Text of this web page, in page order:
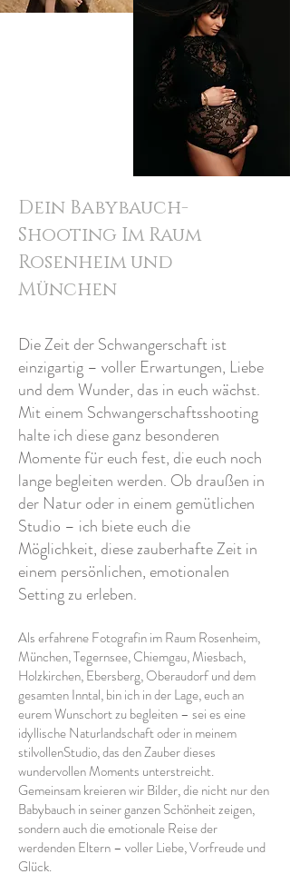
Dein Babybauch-
Shooting Im Raum
Rosenheim und
München
Die Zeit der Schwangerschaft ist
einzigartig – voller Erwartungen, Liebe
und dem Wunder, das in euch wächst.
Mit einem Schwangerschaftsshooting
halte ich diese ganz besonderen
Momente für euch fest, die euch noch
lange begleiten werden. Ob draußen in
der Natur oder in einem gemütlichen
Studio – ich biete euch die
Möglichkeit, diese zauberhafte Zeit in
einem persönlichen, emotionalen
Setting zu erleben.
Als erfahrene Fotografin im Raum Rosenheim,
München, Tegernsee, Chiemgau, Miesbach,
Holzkirchen, Ebersberg, Oberaudorf und dem
gesamten Inntal, bin ich in der Lage, euch an
eurem Wunschort zu begleiten – sei es eine
idyllische Naturlandschaft oder in meinem
stilvollenStudio, das den Zauber dieses
wundervollen Moments unterstreicht.
Gemeinsam kreieren wir Bilder, die nicht nur den
Babybauch in seiner ganzen Schönheit zeigen,
sondern auch die emotionale Reise der
werdenden Eltern – voller Liebe, Vorfreude und
Glück.